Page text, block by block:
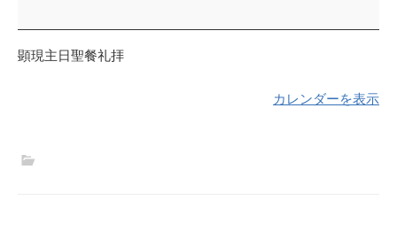
餐
礼
顕現主日聖餐礼拝
カレンダーを表示